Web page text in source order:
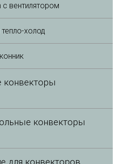
вентилятором
холод
конвекторы
конвекторы